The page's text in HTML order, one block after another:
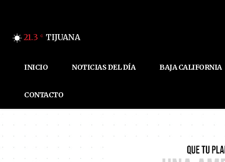
21.3 C TIJUANA
INICIO NOTICIAS DEL DÍA BAJA CALIFORNIA
CONTACTO